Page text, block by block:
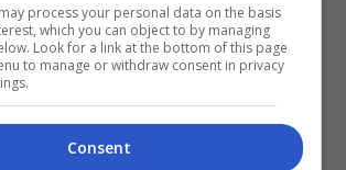
Configuración de privacidad y cookies
Sobre la empresa
ALPHAZEN TECHNOLOGIES LIMITED
networknewsinc@gmail.com
process your personal data on the basis
which you can object to by managing
Look for a link at the bottom of this page
to manage or withdraw consent in privacy
Consent